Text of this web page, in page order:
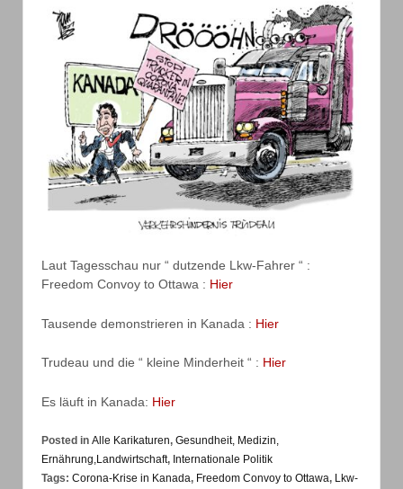
Laut Tagesschau nur “ dutzende Lkw-Fahrer “ :
Freedom Convoy to Ottawa : Hier
Tausende demonstrieren in Kanada : Hier
Trudeau und die “ kleine Minderheit “ : Hier
Es läuft in Kanada: Hier
Posted in Alle Karikaturen, Gesundheit, Medizin,
Ernährung,Landwirtschaft, Internationale Politik
Tags: Corona-Krise in Kanada, Freedom Convoy to Ottawa, Lkw-